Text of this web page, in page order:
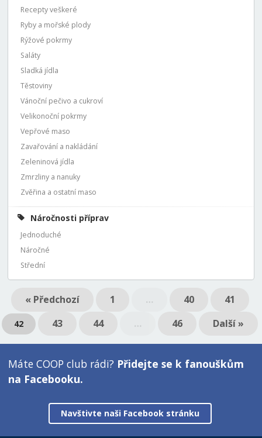
Recepty veškeré
Ryby a mořské plody
Rýžové pokrmy
Saláty
Sladká jídla
Těstoviny
Vánoční pečivo a cukroví
Velikonoční pokrmy
Vepřové maso
Zavařování a nakládání
Zeleninová jídla
Zmrzliny a nanuky
Zvěřina a ostatní maso
Náročnosti příprav
Jednoduché
Náročné
Střední
« Předchozí 1 … 40 41
42 43 44 … 46 Další »
Máte COOP club rádi? Přidejte se k fanouškům
na Facebooku.
Navštivte naši Facebook stránku